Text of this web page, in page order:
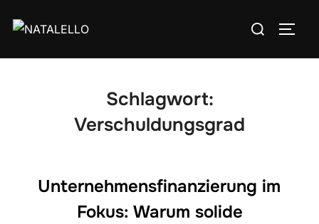
Schlagwort:
Verschuldungsgrad
Unternehmensfinanzierung im
Fokus: Warum solide